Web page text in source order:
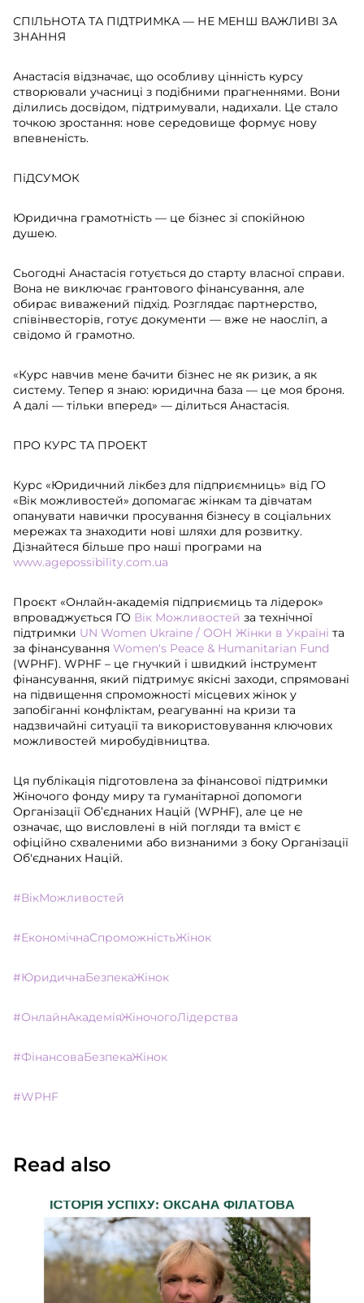
СПІЛЬНОТА ТА ПІДТРИМКА — НЕ МЕНШ ВАЖЛИВІ ЗА
ЗНАННЯ
Анастасія відзначає, що особливу цінність курсу
створювали учасниці з подібними прагненнями. Вони
ділились досвідом, підтримували, надихали. Це стало
точкою зростання: нове середовище формує нову
впевненість.
ПіДСУМОК
Юридична грамотність — це бізнес зі спокійною
душею.
Сьогодні Анастасія готується до старту власної справи.
Вона не виключає грантового фінансування, але
обирає виважений підхід. Розглядає партнерство,
співінвесторів, готує документи — вже не наосліп, а
свідомо й грамотно.
«Курс навчив мене бачити бізнес не як ризик, а як
систему. Тепер я знаю: юридична база — це моя броня.
А далі — тільки вперед» — ділиться Анастасія.
ПРО КУРС ТА ПРОЕКТ
Курс «Юридичний лікбез для підприємниць» від ГО
«Вік можливостей» допомагає жінкам та дівчатам
опанувати навички просування бізнесу в соціальних
мережах та знаходити нові шляхи для розвитку.
Дізнайтеся більше про наші програми на
www.agepossibility.com.ua
Проєкт «Онлайн-академія підприємиць та лідерок»
впроваджується ГО Вік Можливостей за технічної
підтримки UN Women Ukraine / ООН Жінки в Україні та
за фінансування Women's Peace & Humanitarian Fund
(WPHF). WPHF – це гнучкий і швидкий інструмент
фінансування, який підтримує якісні заходи, спрямовані
на підвищення спроможності місцевих жінок у
запобіганні конфліктам, реагуванні на кризи та
надзвичайні ситуації та використовування ключових
можливостей миробудівництва.
Ця публікація підготовлена за фінансової підтримки
Жіночого фонду миру та гуманітарної допомоги
Організації Об’єднаних Націй (WPHF), але це не
означає, що висловлені в ній погляди та вміст є
офіційно схваленими або визнаними з боку Організації
Об'єднаних Націй.
#ВікМожливостей
#ЕкономічнаСпроможністьЖінок
#ЮридичнаБезпекаЖінок
#ОнлайнАкадеміяЖіночогоЛідерства
#ФінансоваБезпекаЖінок
#WPHF
Read also